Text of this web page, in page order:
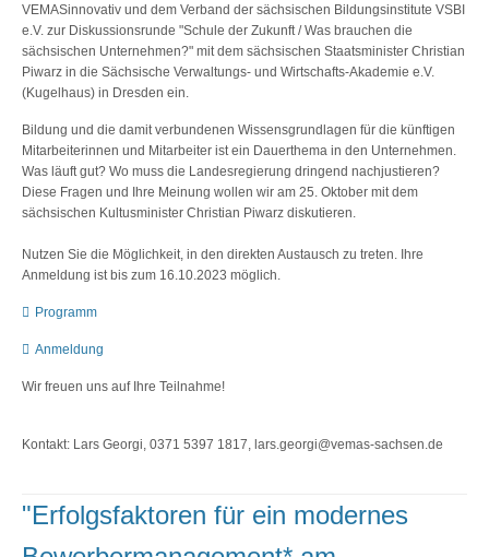
VEMASinnovativ und dem Verband der sächsischen Bildungsinstitute VSBI
e.V. zur Diskussionsrunde "Schule der Zukunft / Was brauchen die
sächsischen Unternehmen?" mit dem sächsischen Staatsminister Christian
Piwarz in die Sächsische Verwaltungs- und Wirtschafts-Akademie e.V.
(Kugelhaus) in Dresden ein.
Bildung und die damit verbundenen Wissensgrundlagen für die künftigen
Mitarbeiterinnen und Mitarbeiter ist ein Dauerthema in den Unternehmen.
Was läuft gut? Wo muss die Landesregierung dringend nachjustieren?
Diese Fragen und Ihre Meinung wollen wir am 25. Oktober mit dem
sächsischen Kultusminister Christian Piwarz diskutieren.
Nutzen Sie die Möglichkeit, in den direkten Austausch zu treten. Ihre
Anmeldung ist bis zum 16.10.2023 möglich.
Programm
Anmeldung
Wir freuen uns auf Ihre Teilnahme!
Kontakt: Lars Georgi, 0371 5397 1817, lars.georgi@vemas-sachsen.de
"Erfolgsfaktoren für ein modernes